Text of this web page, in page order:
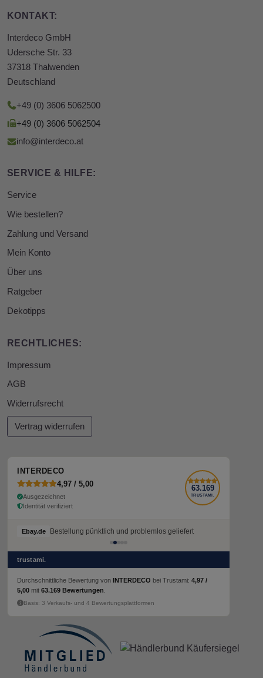
KONTAKT:
Interdeco GmbH
Udersche Str. 33
37318 Thalwenden
Deutschland
+49 (0) 3606 5062500
+49 (0) 3606 5062504
info@interdeco.at
SERVICE & HILFE:
Service
Wie bestellen?
Zahlung und Versand
Mein Konto
Über uns
Ratgeber
Dekotipps
RECHTLICHES:
Impressum
AGB
Widerrufsrecht
Vertrag widerrufen
INTERDECO
4,97 / 5,00
Ausgezeichnet
Identität verifiziert
63.169
TRUSTAMI.
Ebay.de Bestellung pünktlich und problemlos geliefert
trustami.
Durchschnittliche Bewertung von INTERDECO bei Trustami: 4,97 /
5,00 mit 63.169 Bewertungen
Basis: 3 Verkaufs- und 4 Bewertungsplattformen